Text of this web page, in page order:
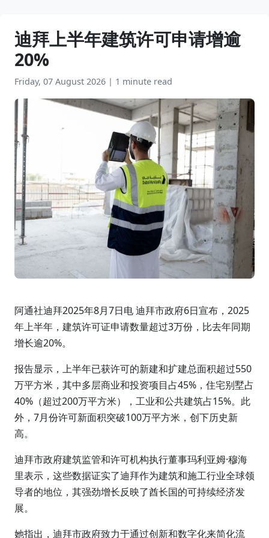
迪拜上半年建筑许可申请增逾
20%
Friday, 07 August 2026 | 1 minute read
阿通社迪拜2025年8月7日电 迪拜市政府6日宣布，2025
年上半年，建筑许可证申请数量超过3万份，比去年同期
增长逾20%。
报告显示，上半年已获许可的新建和扩建总面积超过550
万平方米，其中多层商业和投资项目占45%，住宅别墅占
40%（超过200万平方米），工业和公共建筑占15%。此
外，7月份许可新面积突破100万平方米，创下历史新
高。
迪拜市政府建筑监管和许可机构执行董事玛利亚姆·穆海
里表示，这些数据证实了迪拜作为建筑和施工行业全球领
导者的地位，其强劲增长反映了酋长国的可持续经济发
展。
她指出，迪拜市政府致力于通过创新和数字化来简化流